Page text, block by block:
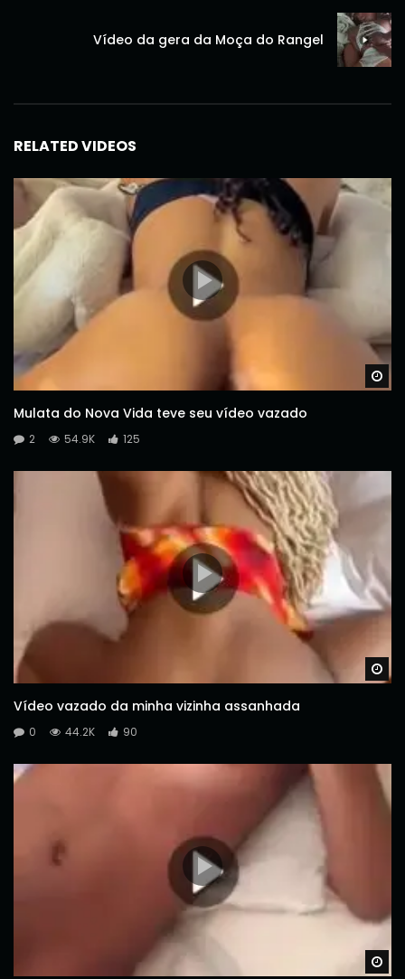
Vídeo da gera da Moça do Rangel
RELATED VIDEOS
Mulata do Nova Vida teve seu vídeo vazado
2 54.9K 125
Vídeo vazado da minha vizinha assanhada
0 44.2K 90